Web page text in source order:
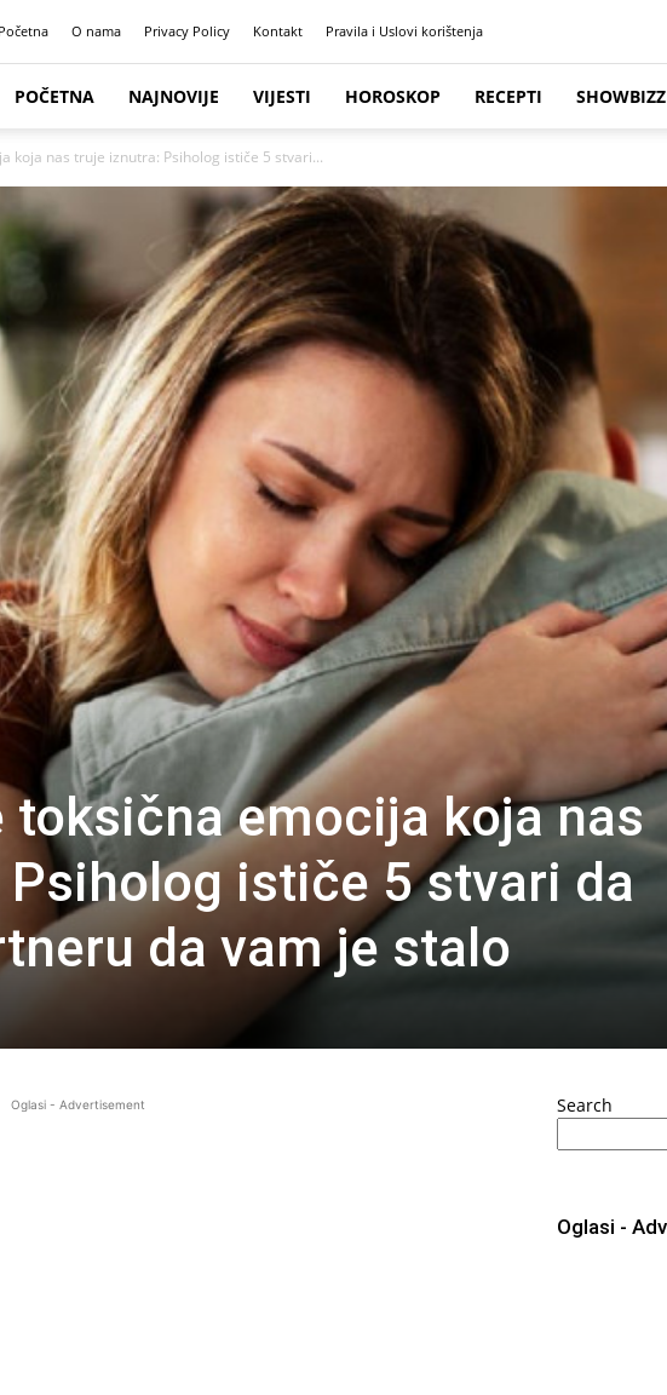
Početna O nama Privacy Policy Kontakt Pravila i Uslovi korištenja
POČETNA NAJNOVIJE VIJESTI HOROSKOP RECEPTI SHOWBIZZ
koja nas truje iznutra: Psiholog ističe 5 stvari...
toksična emocija koja nas
ističe 5 stvari da
da vam je stalo
Oglasi - Advertisement
Search
Oglasi -